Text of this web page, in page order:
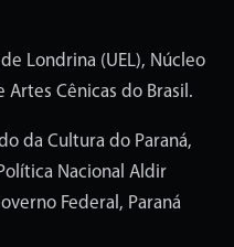
Londrina (UEL), Núcleo
Artes Cênicas do Brasil.
da Cultura do Paraná,
Nacional Aldir
Federal, Paraná